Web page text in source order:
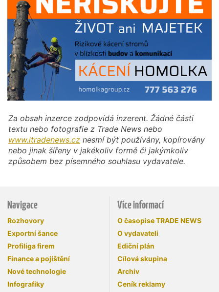
Za obsah inzerce zodpovídá inzerent. Žádné části
textu nebo fotografie z Trade News nebo
www.itradenews.cz nesmí být používány, kopírovány
nebo jinak šířeny v jakékoliv formě či jakýmkoliv
způsobem bez písemného souhlasu vydavatele.
Navigace
Rozhovory
Exportní šance
Profiliga firem
Finance a pojištění
Nové technologie
Infografiky
Více informací
O časopise TRADE NEWS
O vydavateli
Ediční plán
Cílová skupina
Archiv
Ceník reklamy